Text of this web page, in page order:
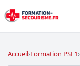
Accueil Formation PSE1